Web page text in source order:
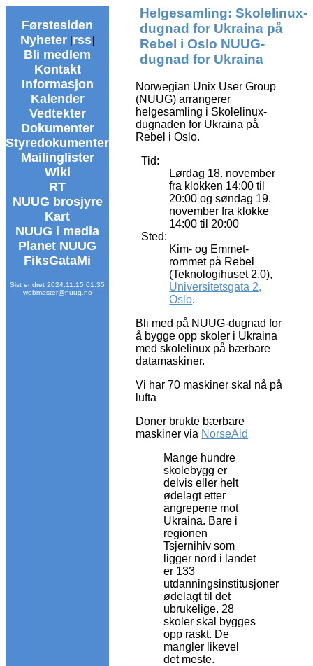
Førstesiden
Nyheter [rss]
Bli medlem
Kontakt
Informasjon
Kalender
Vedtekter
Dokumenter
Styredokumenter
Mailinglister
Wiki
RT
NUUG brosjyre
Kart
NUUG i media
Planet NUUG
FiksGataMi
Sist endret 2024.11.15 01:35
webmaster@nuug.no
Helgesamling: Skolelinux-
dugnad for Ukraina på
Rebel i Oslo NUUG-
dugnad for Ukraina
Norwegian Unix User Group
(NUUG) arrangerer
helgesamling i Skolelinux-
dugnaden for Ukraina på
Rebel i Oslo.
Tid:
Lørdag 18. november
fra klokken 14:00 til
20:00 og søndag 19.
november fra klokke
14:00 til 20:00
Sted:
Kim- og Emmet-
rommet på Rebel
(Teknologihuset 2.0),
Universitetsgata 2,
Oslo.
Bli med på NUUG-dugnad for
å bygge opp skoler i Ukraina
med skolelinux på bærbare
datamaskiner.
Vi har 70 maskiner skal nå på
lufta
Doner brukte bærbare
maskiner via NorseAid
Mange hundre
skolebygg er
delvis eller helt
ødelagt etter
angrepene mot
Ukraina. Bare i
regionen
Tsjernihiv som
ligger nord i landet
er 133
utdanningsinstitusjoner
ødelagt til det
ubrukelige. 28
skoler skal bygges
opp raskt. De
mangler likevel
det meste.